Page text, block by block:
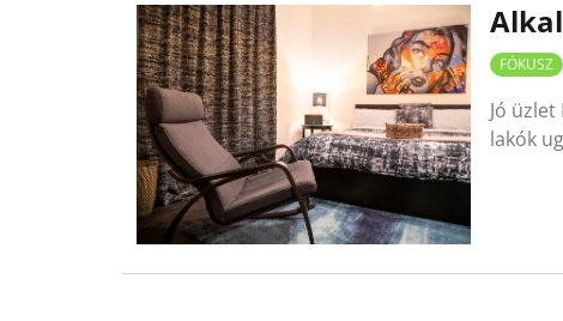
FÓKUSZ
Jó
lakók